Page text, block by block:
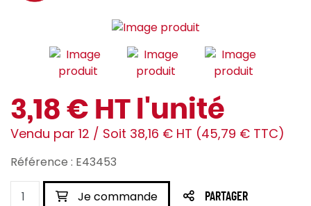
3,18 € HT l'unité
Vendu par 12 / Soit 38,16 € HT (45,79 € TTC)
Référence : E43453
Je commande PARTAGER